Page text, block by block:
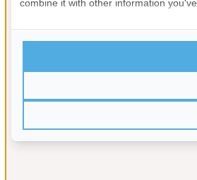
combine it with other information